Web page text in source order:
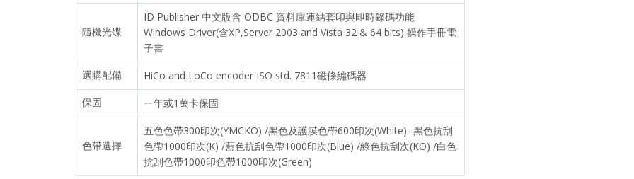
隨機光碟
ID Publisher 中文版含 ODBC 資料庫連結套印與即時錄碼功能
Windows Driver(含XP,Server 2003 and Vista 32 & 64 bits) 操作手冊電
子書
選購配備
HiCo and LoCo encoder ISO std. 7811磁條編碼器
保固
ㄧ年或1萬卡保固
色帶選擇
五色色帶300印次(YMCKO) /黑色及護膜色帶600印次(White) -黑色抗刮
色帶1000印次(K) /藍色抗刮色帶1000印次(Blue) /綠色抗刮次(KO) /白色
抗刮色帶1000印色帶1000印次(Green)